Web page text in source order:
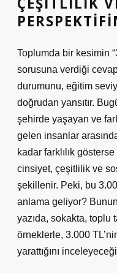
Toplumda bir kesimin
sorusuna verdiği
durumunu, eğitim
doğrudan yansıtır.
şehirde yaşayan ve
gelen insanlar
kadar farklılık
cinsiyet, çeşitlilik ve
şekillenir. Peki, bu
anlama geliyor?
yazıda, sokakta, toplu
örneklerle, 3.000
yarattığını